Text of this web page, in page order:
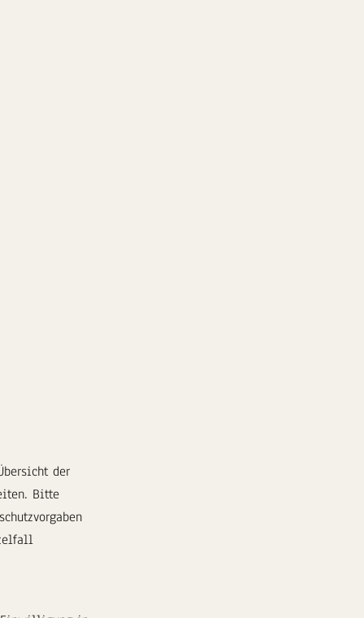
der
Bitte